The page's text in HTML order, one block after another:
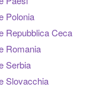
Polonia
Repubblica Ceca
Romania
Serbia
Slovacchia